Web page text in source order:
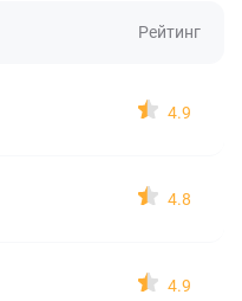
Рейтинг
4.9
4.8
4.9